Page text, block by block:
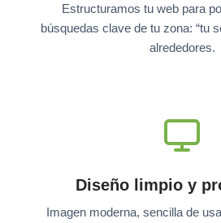
Estructuramos tu web para
búsquedas clave de tu zona: “tu
alrededores.
Diseño limpio y
Imagen moderna, sencilla de